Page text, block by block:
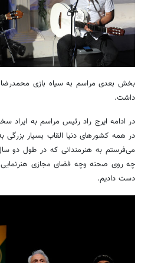
بخش بعدی مراسم به سیاه بازی
داشت.
در ادامه ایرج راد رئیس مراسم به ایراد
در همه کشورهای دنیا القاب بسیار بزرگی
می‌فرستم به هنرمندانی که در طول دو
چه روی صحنه وچه فضای مجازی هنرنمایی
دست دادیم.